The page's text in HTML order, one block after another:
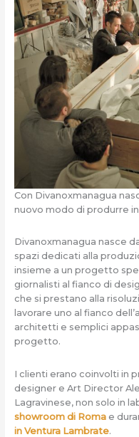
Con Divanoxmanagua
nuovo modo di produrre
Divanoxmanagua nasce
spazi dedicati alla
insieme a un progetto
giornalisti al fianco di
che si prestano alla
lavorare uno al fianco
architetti e semplici
progetto.
I clienti erano coinvolti in
designer e Art Director
Lagravinese, non solo in
showroom di Romae
in Ventura Lambrate.